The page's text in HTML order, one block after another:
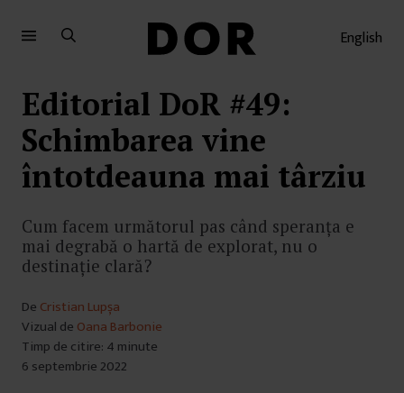
English
Editorial DoR #49:
Schimbarea vine
întotdeauna mai târziu
Cum facem următorul pas când speranța e
mai degrabă o hartă de explorat, nu o
destinație clară?
De Cristian Lupșa
Vizual de Oana Barbonie
Timp de citire: 4 minute
6 septembrie 2022